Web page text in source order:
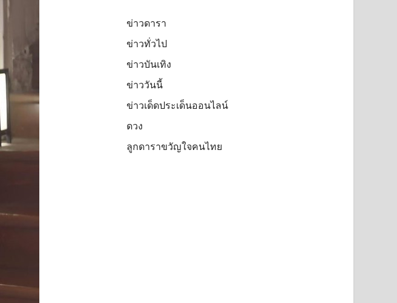
ข่าวดารา
ข่าวทั่วไป
ข่าวบันเทิง
ข่าววันนี้
ข่าวเด็ดประเด็นออนไลน์
ดวง
ลูกดาราขวัญใจคนไทย